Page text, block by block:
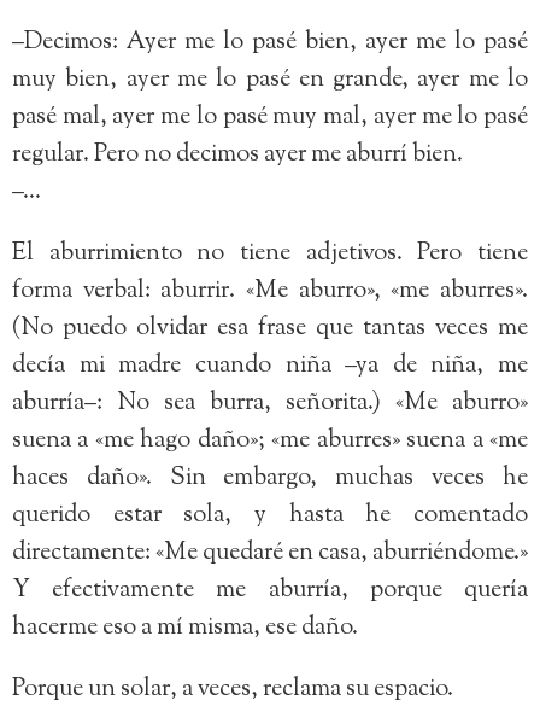
–Decimos: Ayer me lo pasé bien, ayer me lo pasé
muy bien, ayer me lo pasé en grande, ayer me lo
pasé mal, ayer me lo pasé muy mal, ayer me lo pasé
regular. Pero no decimos ayer me aburrí bien.
–…
El aburrimiento no tiene adjetivos. Pero tiene
forma verbal: aburrir. «Me aburro», «me aburres».
(No puedo olvidar esa frase que tantas veces me
decía mi madre cuando niña –ya de niña, me
aburría–: No sea burra, señorita.) «Me aburro»
suena a «me hago daño»; «me aburres» suena a «me
haces daño». Sin embargo, muchas veces he
querido estar sola, y hasta he comentado
directamente: «Me quedaré en casa, aburriéndome.»
Y efectivamente me aburría, porque quería
hacerme eso a mí misma, ese daño.
Porque un solar, a veces, reclama su espacio.